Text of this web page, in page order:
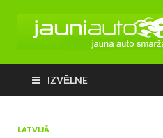
IZVĒLNE
LATVIJĀ